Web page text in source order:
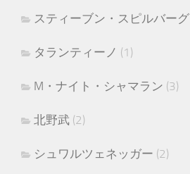
スティーブン・スピルバーグ
タランティーノ (1)
M・ナイト・シャマラン (3)
北野武 (2)
シュワルツェネッガー (2)